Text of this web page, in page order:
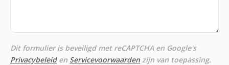
Dit formulier is beveiligd met reCAPTCHA en Google's
Privacybeleiden Servicevoorwaarden zijn van toepassing.